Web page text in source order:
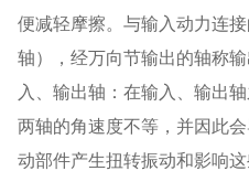
便减轻摩擦。与输入动力连
轴），经万向节输出的轴称
入、输出轴：在输入、输出
两轴的角速度不等，并因此
动部件产生扭转振动和影响这